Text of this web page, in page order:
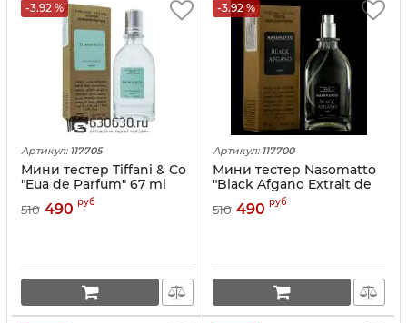
-3.92 %
Артикул: 117705
Мини тестер Tiffani & Co
"Eua de Parfum" 67 ml
510 490 руб
-3.92 %
Артикул: 117700
Мини тестер Nasomatto
"Black Afgano Extrait de
Parfum" (ОАЭ) 67 ml
510 490 руб